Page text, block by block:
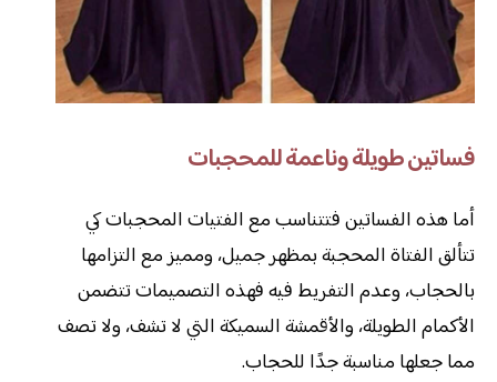
فساتين طويلة وناعمة للمحجبات
أما هذه الفساتين فتتناسب مع الفتيات المحجبات كي
تتألق الفتاة المحجبة بمظهر جميل، ومميز مع التزامها
بالحجاب، وعدم التفريط فيه فهذه التصميمات تتضمن
الأكمام الطويلة، والأقمشة السميكة التي لا تشف، ولا تصف
مما جعلها مناسبة جدًا للحجاب.